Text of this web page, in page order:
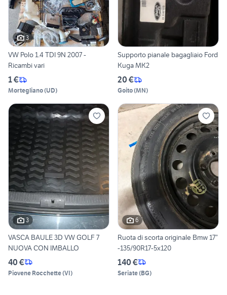
3
VW Polo 1.4 TDI 9N 2007 -
Ricambi vari
1 €
Mortegliano(UD)
Supporto pianale bagagliaio Ford
Kuga MK2
20 €
Goito(MN)
3
VASCA BAULE 3D VW GOLF 7
NUOVA CON IMBALLO
40 €
Piovene Rocchette(VI)
6
Ruota di scorta originale Bmw 17”
-135/90R17-5x120
140 €
Seriate(BG)